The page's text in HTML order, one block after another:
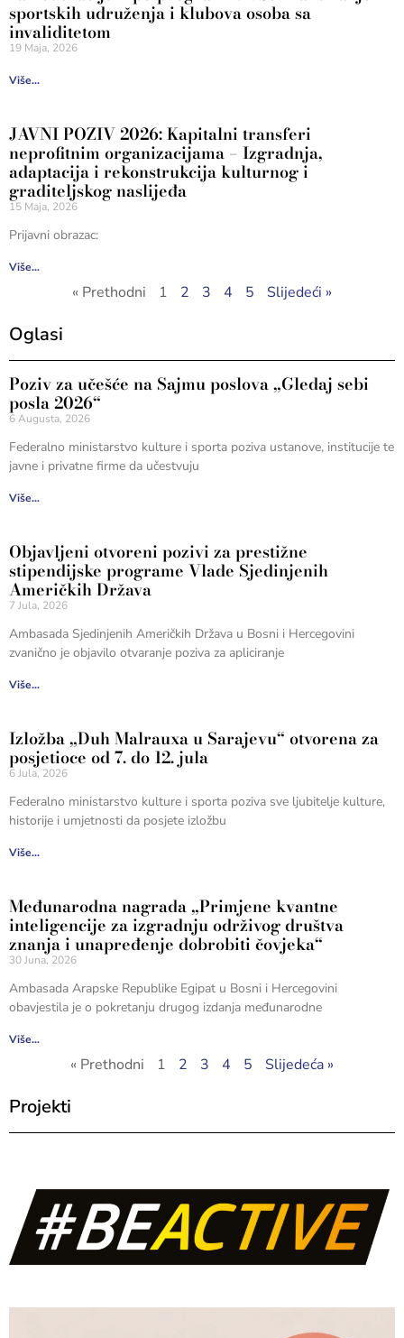
sportskih udruženja i klubova osoba sa
invaliditetom
19 Maja, 2026
Više...
JAVNI POZIV 2026: Kapitalni transferi
neprofitnim organizacijama – Izgradnja,
adaptacija i rekonstrukcija kulturnog i
graditeljskog naslijeđa
15 Maja, 2026
Prijavni obrazac:
Više...
« Prethodni 1 2 3 4 5 Slijedeći »
Oglasi
Poziv za učešće na Sajmu poslova „Gledaj sebi
posla 2026“
6 Augusta, 2026
Federalno ministarstvo kulture i sporta poziva ustanove, institucije te
javne i privatne firme da učestvuju
Više...
Objavljeni otvoreni pozivi za prestižne
stipendijske programe Vlade Sjedinjenih
Američkih Država
7 Jula, 2026
Ambasada Sjedinjenih Američkih Država u Bosni i Hercegovini
zvanično je objavilo otvaranje poziva za apliciranje
Više...
Izložba „Duh Malrauxa u Sarajevu“ otvorena za
posjetioce od 7. do 12. jula
6 Jula, 2026
Federalno ministarstvo kulture i sporta poziva sve ljubitelje kulture,
historije i umjetnosti da posjete izložbu
Više...
Međunarodna nagrada „Primjene kvantne
inteligencije za izgradnju održivog društva
znanja i unapređenje dobrobiti čovjeka“
30 Juna, 2026
Ambasada Arapske Republike Egipat u Bosni i Hercegovini
obavjestila je o pokretanju drugog izdanja međunarodne
Više...
« Prethodni 1 2 3 4 5 Slijedeća »
Projekti